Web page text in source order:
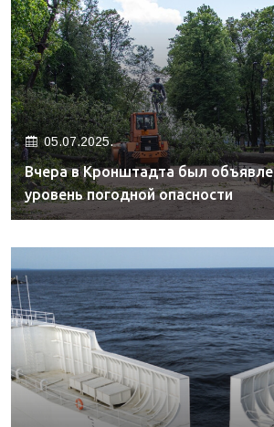
05.07.2025.
Вчера в Кронштадта был
уровень погодной опасности